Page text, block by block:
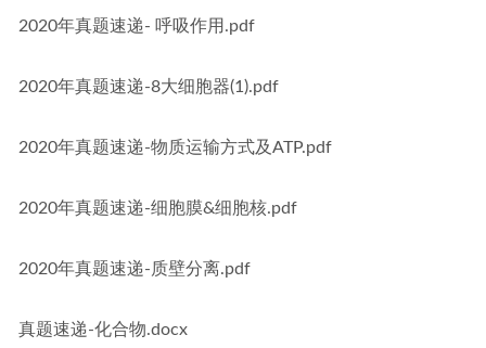
2020年真题速递- 呼吸作用.pdf
2020年真题速递-8大细胞器(1).pdf
2020年真题速递-物质运输方式及ATP.pdf
2020年真题速递-细胞膜&细胞核.pdf
2020年真题速递-质壁分离.pdf
真题速递-化合物.docx